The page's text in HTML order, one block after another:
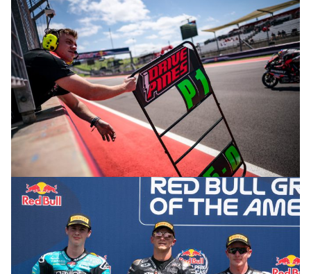
© R.Lekl